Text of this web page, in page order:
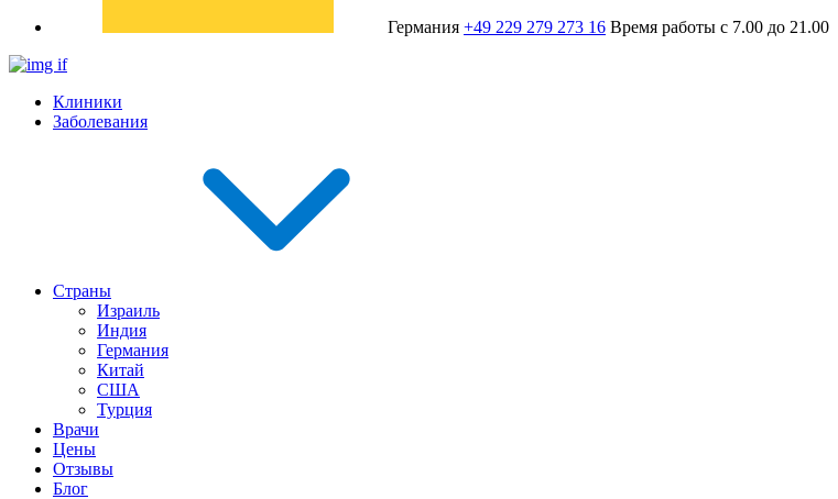
Германия +49 229 279 273 16 Время работы с 7.00 до 21.00
Клиники
Заболевания
Страны
Израиль
Индия
Германия
Китай
США
Турция
Врачи
Цены
Отзывы
Блог